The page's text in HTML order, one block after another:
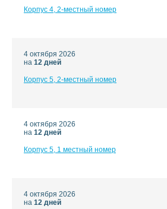
Корпус 4, 2-местный номер
4 октября 2026
на 12 дней
Корпус 5, 2-местный номер
4 октября 2026
на 12 дней
Корпус 5, 1 местный номер
4 октября 2026
на 12 дней